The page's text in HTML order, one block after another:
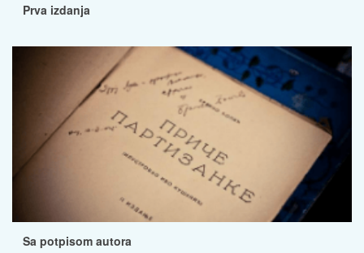
Prva izdanja
Sa potpisom autora